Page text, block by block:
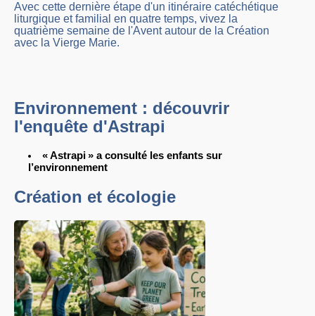
Avec cette dernière étape d'un itinéraire catéchétique
liturgique et familial en quatre temps, vivez la
quatrième semaine de l'Avent autour de la Création
avec la Vierge Marie.
Environnement : découvrir
l'enquête d'Astrapi
« Astrapi » a consulté les enfants sur
l’environnement
Création et écologie